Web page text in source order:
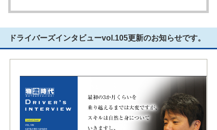
ドライバーズインタビューvol.105更新のお知らせです。